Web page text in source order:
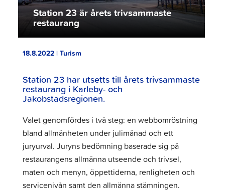
Station 23 är årets trivsammaste
restaurang
18.8.2022 | Turism
Station 23 har utsetts till årets trivsammaste
restaurang i Karleby- och
Jakobstadsregionen.
Valet genomfördes i två steg: en webbomröstning
bland allmänheten under julimånad och ett
juryurval. Juryns bedömning baserade sig på
restaurangens allmänna utseende och trivsel,
maten och menyn, öppettiderna, renligheten och
servicenivån samt den allmänna stämningen.